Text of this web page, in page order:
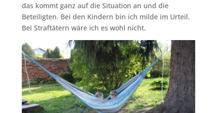
das kommt ganz auf die Situation an und die
Beteiligten. Bei den Kindern bin ich milde im Urteil.
Bei Straftätern wäre ich es wohl nicht.